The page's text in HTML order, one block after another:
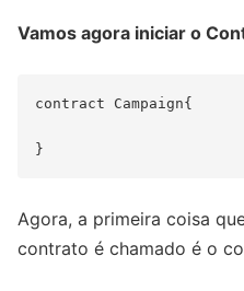
Vamos agora iniciar o
contract Campaign{
Agora, a primeira coisa
contrato é chamado é o